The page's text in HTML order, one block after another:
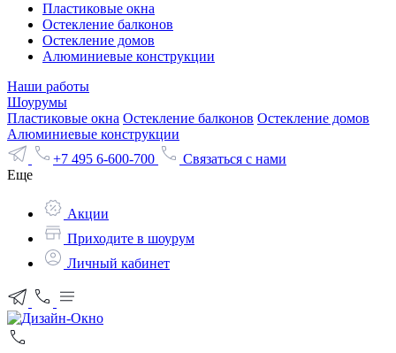
Пластиковые окна
Остекление балконов
Остекление домов
Алюминиевые конструкции
Наши работы
Шоурумы
Пластиковые окна Остекление балконов Остекление домов
Алюминиевые конструкции
+7 495 6-600-700
Связаться с нами
Еще
Акции
Приходите в шоурум
Личный кабинет